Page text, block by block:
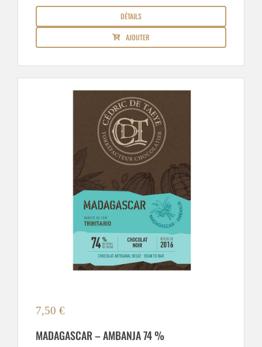
DÉTAILS
AJOUTER
7,50 €
MADAGASCAR – AMBANJA 74 %